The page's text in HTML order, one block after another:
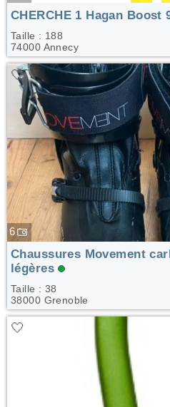
CHERCHE 1 Hagan Boost
Taille : 188
74000 Annecy
🤍
6
Chaussures Movement
légères
Taille : 38
38000 Grenoble
🤍